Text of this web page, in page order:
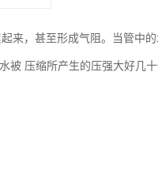
来，甚至形成气阻。当管中
被 压缩所产生的压强大好几